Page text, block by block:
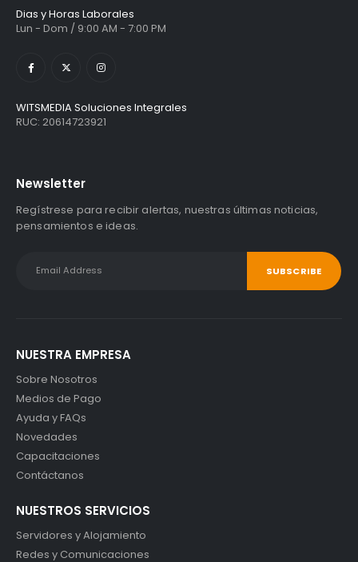
Dias y Horas Laborales
Lun - Dom / 9:00 AM - 7:00 PM
WITSMEDIA Soluciones Integrales
RUC: 20614723921
Newsletter
Regístrese para recibir alertas, nuestras últimas noticias,
pensamientos e ideas.
NUESTRA EMPRESA
Sobre Nosotros
Medios de Pago
Ayuda y FAQs
Novedades
Capacitaciones
Contáctanos
NUESTROS SERVICIOS
Servidores y Alojamiento
Redes y Comunicaciones